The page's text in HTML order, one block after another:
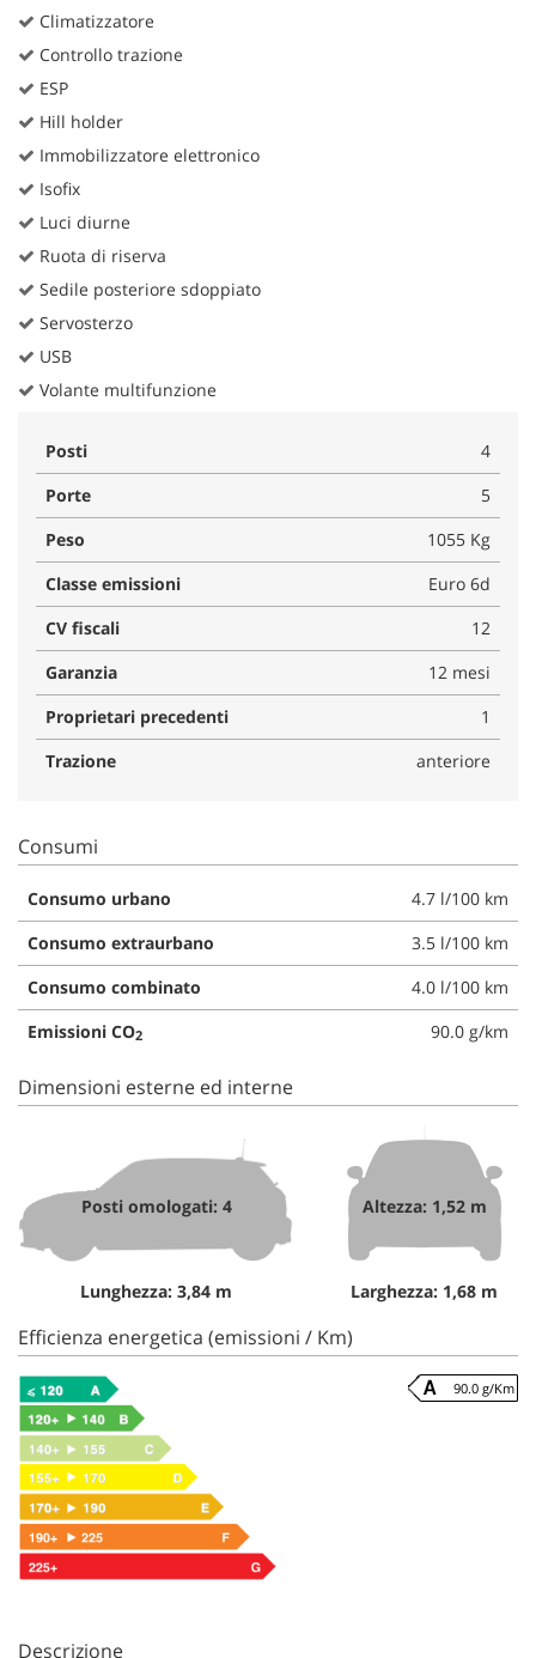
Climatizzatore
Controllo trazione
ESP
Hill holder
Immobilizzatore elettronico
Isofix
Luci diurne
Ruota di riserva
Sedile posteriore sdoppiato
Servosterzo
USB
Volante multifunzione
Posti
4
Porte
5
Peso
1055 Kg
Classe emissioni
Euro 6d
CV fiscali
12
Garanzia
12 mesi
Proprietari precedenti
1
Trazione
anteriore
Consumi
Consumo urbano
4.7 l/100 km
Consumo extraurbano
3.5 l/100 km
Consumo combinato
4.0 l/100 km
Emissioni CO2 90.0 g/km
Dimensioni esterne ed interne
Posti omologati: 4
Lunghezza: 3,84 m
Altezza: 1,52 m
Larghezza: 1,68 m
Efficienza energetica (emissioni / Km)
90.0 g/Km
Descrizione